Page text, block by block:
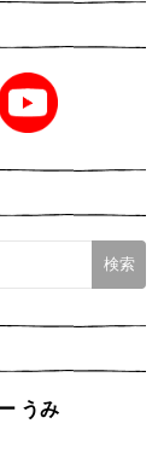
ノラネコぐんだん タンブラー うみ